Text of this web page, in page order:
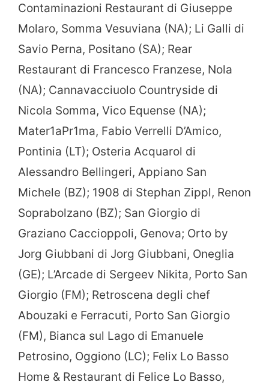
Contaminazioni Restaurant di Giuseppe
Molaro, Somma Vesuviana (NA); Li Galli di
Savio Perna, Positano (SA); Rear
Restaurant di Francesco Franzese, Nola
(NA); Cannavacciuolo Countryside di
Nicola Somma, Vico Equense (NA);
Mater1aPr1ma, Fabio Verrelli D’Amico,
Pontinia (LT); Osteria Acquarol di
Alessandro Bellingeri, Appiano San
Michele (BZ); 1908 di Stephan Zippl, Renon
Soprabolzano (BZ); San Giorgio di
Graziano Caccioppoli, Genova; Orto by
Jorg Giubbani di Jorg Giubbani, Oneglia
(GE); L’Arcade di Sergeev Nikita, Porto San
Giorgio (FM); Retroscena degli chef
Abouzaki e Ferracuti, Porto San Giorgio
(FM), Bianca sul Lago di Emanuele
Petrosino, Oggiono (LC); Felix Lo Basso
Home & Restaurant di Felice Lo Basso,